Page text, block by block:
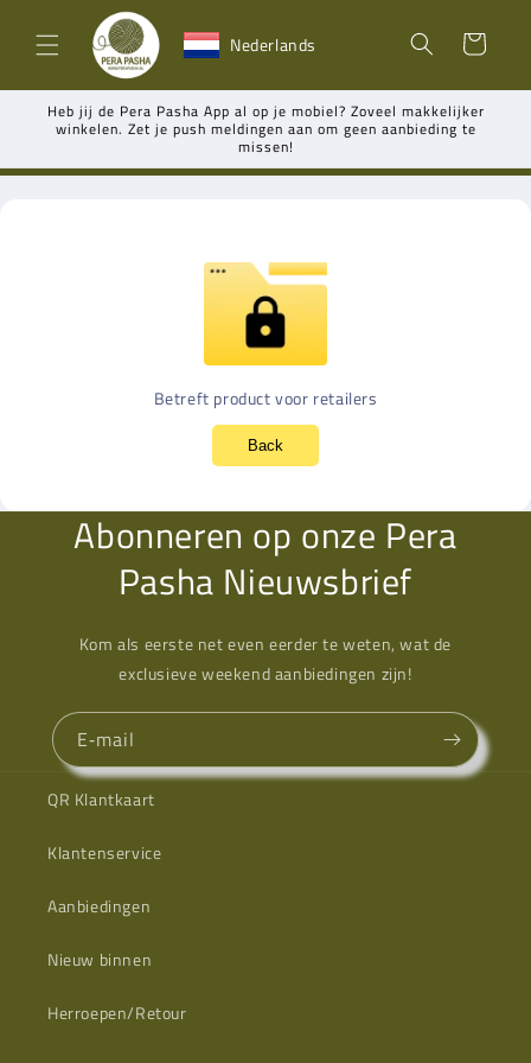
naar de
content Nederlands Winkelwagen
Heb jij de Pera Pasha App al op je mobiel? Zoveel makkelijker
winkelen. Zet je push meldingen aan om geen aanbieding te
missen!
Betreft product voor retailers
Back
Abonneren op onze Pera
Pasha Nieuwsbrief
Kom als eerste net even eerder te weten, wat de
exclusieve weekend aanbiedingen zijn!
E‑mail
QR Klantkaart
Klantenservice
Aanbiedingen
Nieuw binnen
Herroepen/Retour